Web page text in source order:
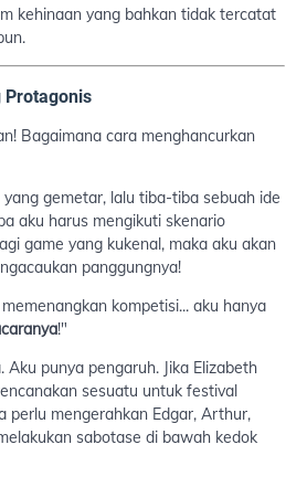
kehinaan yang bahkan tidak tercatat
Protagonis
Bagaimana cara menghancurkan
gemetar, lalu tiba-tiba sebuah ide
aku harus mengikuti skenario
game yang kukenal, maka aku akan
panggungnya!
kompetisi... aku hanya
!"
Aku punya pengaruh. Jika Elizabeth
sesuatu untuk festival
perlu mengerahkan Edgar, Arthur,
sabotase di bawah kedok